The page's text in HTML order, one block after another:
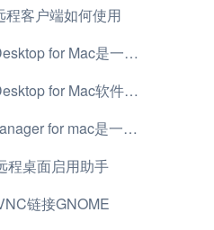
程客户端如何使用
for Mac是一款什么工具
for Mac软件有什么用
for mac是一款什么工具
程桌面启用助手
链接GNOME